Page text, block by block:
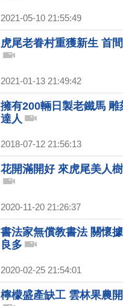
2021-05-10 21:55:49
虎尾老眷村重獲新生 首
2021-01-13 21:49:42
擁有200輛日製老鐵馬 雕
達人
2018-07-12 21:56:13
花開滿開好 來虎尾美人
2020-11-20 21:26:37
書法家無償教書法 關懷
良多
2020-02-25 21:54:01
檸檬盛產缺工 雲林果農